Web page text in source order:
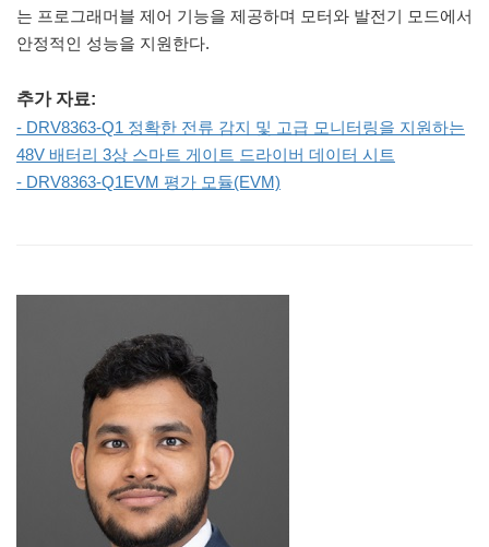
는 프로그래머블 제어 기능을 제공하며 모터와 발전기 모드에서
안정적인 성능을 지원한다.
추가 자료:
- DRV8363-Q1 정확한 전류 감지 및 고급 모니터링을 지원하는
48V 배터리 3상 스마트 게이트 드라이버 데이터 시트
- DRV8363-Q1EVM 평가 모듈(EVM)